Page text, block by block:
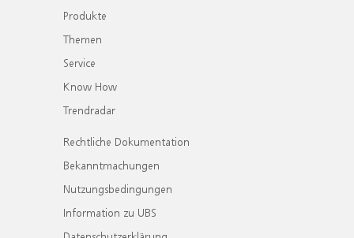
Produkte
Themen
Service
Know How
Trendradar
Rechtliche Dokumentation
Bekanntmachungen
Nutzungsbedingungen
Information zu UBS